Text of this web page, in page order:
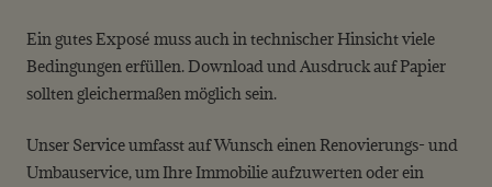
Ein gutes Exposé muss auch in technischer Hinsicht viele
Bedingungen erfüllen. Download und Ausdruck auf Papier
sollten gleichermaßen möglich sein.
Unser Service umfasst auf Wunsch einen Renovierungs- und
Umbauservice, um Ihre Immobilie aufzuwerten oder ein